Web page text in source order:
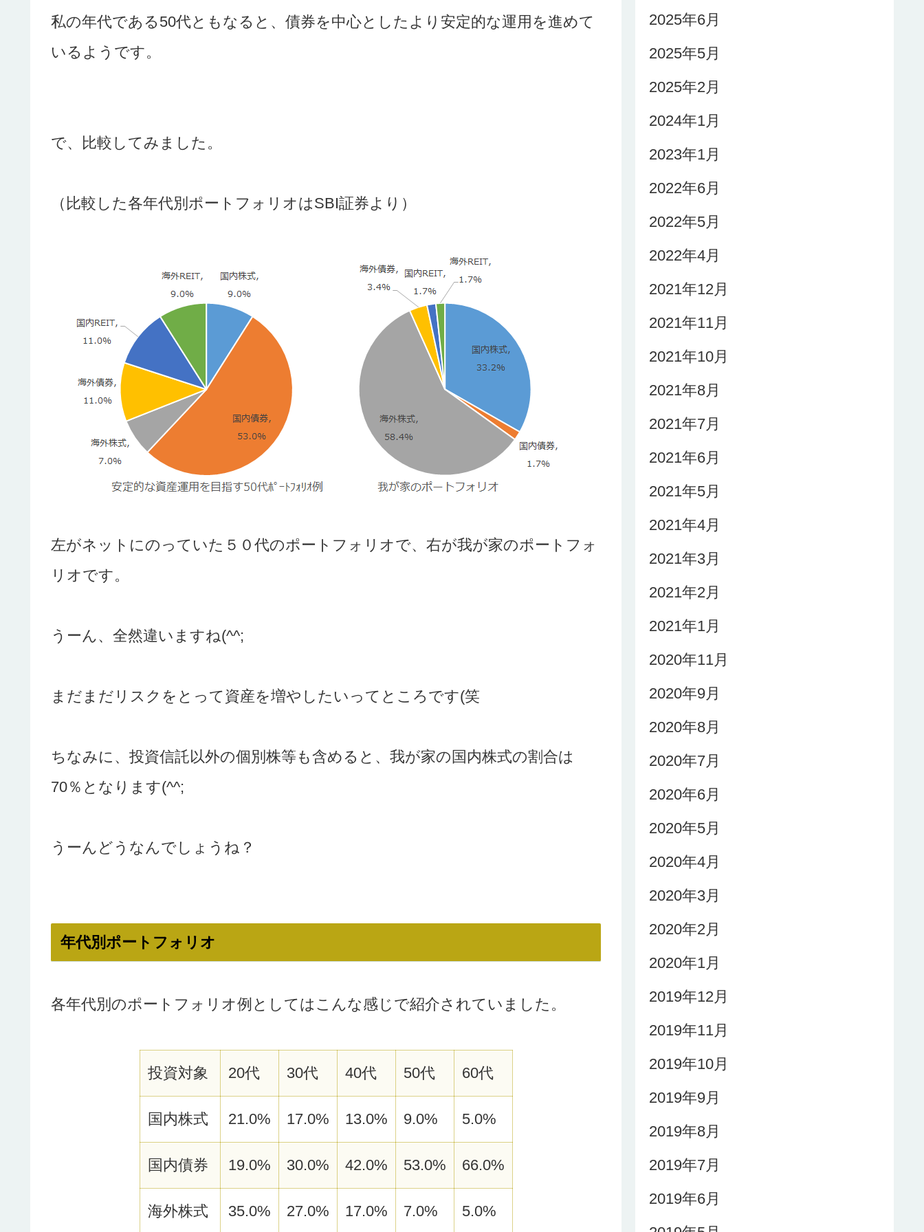
私の年代である50代ともなると、債券を中心としたより安定的な運用を進めて
いるようです。
で、比較してみました。
（比較した各年代別ポートフォリオはSBI証券より）
左がネットにのっていた５０代のポートフォリオで、右が我が家のポートフォ
リオです。
うーん、全然違いますね(^^;
まだまだリスクをとって資産を増やしたいってところです(笑
ちなみに、投資信託以外の個別株等も含めると、我が家の国内株式の割合は
70％となります(^^;
うーんどうなんでしょうね？
年代別ポートフォリオ
各年代別のポートフォリオ例としてはこんな感じで紹介されていました。
投資対象 20代 30代 40代 50代 60代
国内株式 21.0% 17.0% 13.0% 9.0% 5.0%
国内債券 19.0% 30.0% 42.0% 53.0% 66.0%
海外株式 35.0% 27.0% 17.0% 7.0% 5.0%
2025年6月
2025年5月
2025年2月
2024年1月
2023年1月
2022年6月
2022年5月
2022年4月
2021年12月
2021年11月
2021年10月
2021年8月
2021年7月
2021年6月
2021年5月
2021年4月
2021年3月
2021年2月
2021年1月
2020年11月
2020年9月
2020年8月
2020年7月
2020年6月
2020年5月
2020年4月
2020年3月
2020年2月
2020年1月
2019年12月
2019年11月
2019年10月
2019年9月
2019年8月
2019年7月
2019年6月